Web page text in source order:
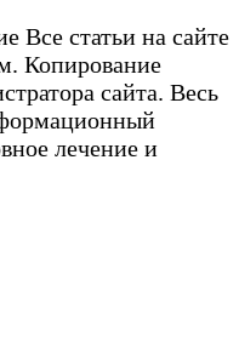
Все статьи на сайте
Копирование
сайта. Весь
лечение и